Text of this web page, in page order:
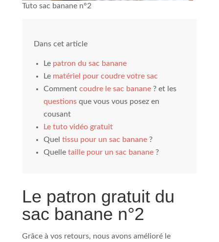
Tuto sac banane n°2
Dans cet article
Le patron du sac banane
Le matériel pour coudre votre sac
Comment coudre le sac banane? et les
questionsque vous vous posez en
cousant
Le tuto vidéo gratuit
Quel tissu pour un sac banane?
Quelle taille pour un sac banane?
Le patron gratuit du
sac banane n°2
Grâce à vos retours, nous avons amélioré le